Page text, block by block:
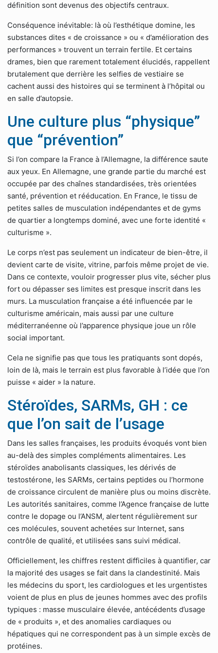
définition sont devenus des objectifs centraux.
Conséquence inévitable: là où l’esthétique domine, les
substances dites « de croissance » ou « d’amélioration des
performances » trouvent un terrain fertile. Et certains
drames, bien que rarement totalement élucidés, rappellent
brutalement que derrière les selfies de vestiaire se
cachent aussi des histoires qui se terminent à l’hôpital ou
en salle d’autopsie.
Une culture plus “physique”
que “prévention”
Si l’on compare la France à l’Allemagne, la différence saute
aux yeux. En Allemagne, une grande partie du marché est
occupée par des chaînes standardisées, très orientées
santé, prévention et rééducation. En France, le tissu de
petites salles de musculation indépendantes et de gyms
de quartier a longtemps dominé, avec une forte identité «
culturisme ».
Le corps n’est pas seulement un indicateur de bien-être, il
devient carte de visite, vitrine, parfois même projet de vie.
Dans ce contexte, vouloir progresser plus vite, sécher plus
fort ou dépasser ses limites est presque inscrit dans les
murs. La musculation française a été influencée par le
culturisme américain, mais aussi par une culture
méditerranéenne où l’apparence physique joue un rôle
social important.
Cela ne signifie pas que tous les pratiquants sont dopés,
loin de là, mais le terrain est plus favorable à l’idée que l’on
puisse « aider » la nature.
Stéroïdes, SARMs, GH : ce
que l’on sait de l’usage
Dans les salles françaises, les produits évoqués vont bien
au-delà des simples compléments alimentaires. Les
stéroïdes anabolisants classiques, les dérivés de
testostérone, les SARMs, certains peptides ou l’hormone
de croissance circulent de manière plus ou moins discrète.
Les autorités sanitaires, comme l’Agence française de lutte
contre le dopage ou l’ANSM, alertent régulièrement sur
ces molécules, souvent achetées sur Internet, sans
contrôle de qualité, et utilisées sans suivi médical.
Officiellement, les chiffres restent difficiles à quantifier, car
la majorité des usages se fait dans la clandestinité. Mais
les médecins du sport, les cardiologues et les urgentistes
voient de plus en plus de jeunes hommes avec des profils
typiques : masse musculaire élevée, antécédents d’usage
de « produits », et des anomalies cardiaques ou
hépatiques qui ne correspondent pas à un simple excès de
protéines.